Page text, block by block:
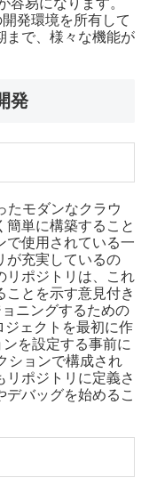
発環境を所有して
まで、様々な機能が
発
たモダンなクラウ
簡単に構築すること
で使用されている一
が充実しているの
リポジトリは、これ
ことを示す意見付き
ニングするための
ジェクトを最初に作
を設定する事前に
ションで構成され
リポジトリに定義さ
バッグを始めるこ